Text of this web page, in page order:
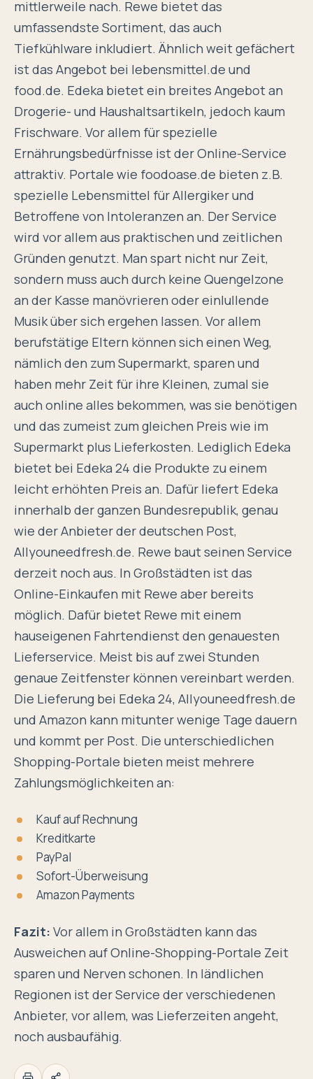
mittlerweile nach. Rewe bietet das
umfassendste Sortiment, das auch
Tiefkühlware inkludiert. Ähnlich weit gefächert
ist das Angebot bei lebensmittel.de und
food.de. Edeka bietet ein breites Angebot an
Drogerie- und Haushaltsartikeln, jedoch kaum
Frischware. Vor allem für spezielle
Ernährungsbedürfnisse ist der Online-Service
attraktiv. Portale wie foodoase.de bieten z.B.
spezielle Lebensmittel für Allergiker und
Betroffene von Intoleranzen an. Der Service
wird vor allem aus praktischen und zeitlichen
Gründen genutzt. Man spart nicht nur Zeit,
sondern muss auch durch keine Quengelzone
an der Kasse manövrieren oder einlullende
Musik über sich ergehen lassen. Vor allem
berufstätige Eltern können sich einen Weg,
nämlich den zum Supermarkt, sparen und
haben mehr Zeit für ihre Kleinen, zumal sie
auch online alles bekommen, was sie benötigen
und das zumeist zum gleichen Preis wie im
Supermarkt plus Lieferkosten. Lediglich Edeka
bietet bei Edeka 24 die Produkte zu einem
leicht erhöhten Preis an. Dafür liefert Edeka
innerhalb der ganzen Bundesrepublik, genau
wie der Anbieter der deutschen Post,
Allyouneedfresh.de. Rewe baut seinen Service
derzeit noch aus. In Großstädten ist das
Online-Einkaufen mit Rewe aber bereits
möglich. Dafür bietet Rewe mit einem
hauseigenen Fahrtendienst den genauesten
Lieferservice. Meist bis auf zwei Stunden
genaue Zeitfenster können vereinbart werden.
Die Lieferung bei Edeka 24, Allyouneedfresh.de
und Amazon kann mitunter wenige Tage dauern
und kommt per Post. Die unterschiedlichen
Shopping-Portale bieten meist mehrere
Zahlungsmöglichkeiten an:
Kauf auf Rechnung
Kreditkarte
PayPal
Sofort-Überweisung
Amazon Payments
Fazit: Vor allem in Großstädten kann das
Ausweichen auf Online-Shopping-Portale Zeit
sparen und Nerven schonen. In ländlichen
Regionen ist der Service der verschiedenen
Anbieter, vor allem, was Lieferzeiten angeht,
noch ausbaufähig.